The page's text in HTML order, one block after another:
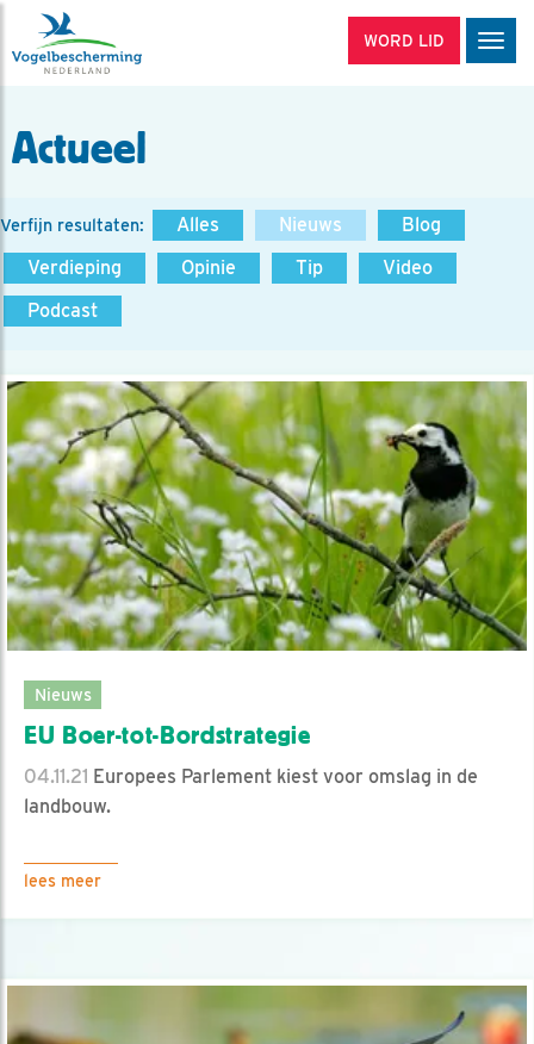
WORD LID
Actueel
Verfijn resultaten: Alles Nieuws
Blog
Verdieping
Opinie Tip
Video
Podcast
Nieuws
EU Boer-tot-Bordstrategie
04.11.21 Europees Parlement kiest voor omslag in de
landbouw.
lees meer